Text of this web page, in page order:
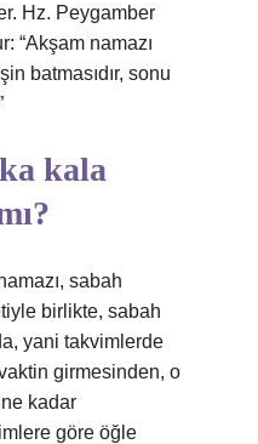
Hz. Peygamber
“Akşam namazı
batmasıdır, sonu
kala
sabah
birlikte, sabah
yani takvimlerde
girmesinden, o
kadar
göre öğle